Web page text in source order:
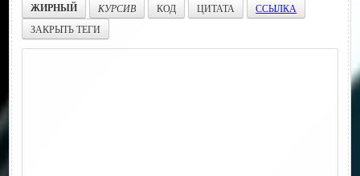
ЖИРНЫЙ
КУРСИВ КОД ЦИТАТА
ССЫЛКА
ЗАКРЫТЬ ТЕГИ